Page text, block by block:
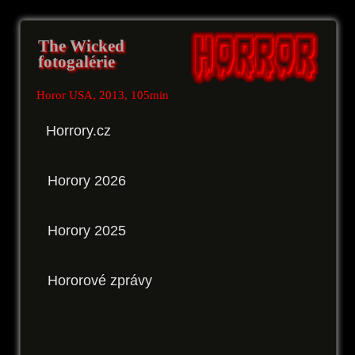
The Wicked
fotogalérie
Horor USA, 2013, 105min
Horrory.cz
Horory 2026
Horory 2025
Hororové zprávy